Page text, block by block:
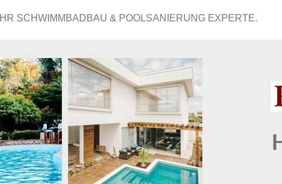
IHR SCHWIMMBADBAU & POOLSANIERUNG EXPERTE.